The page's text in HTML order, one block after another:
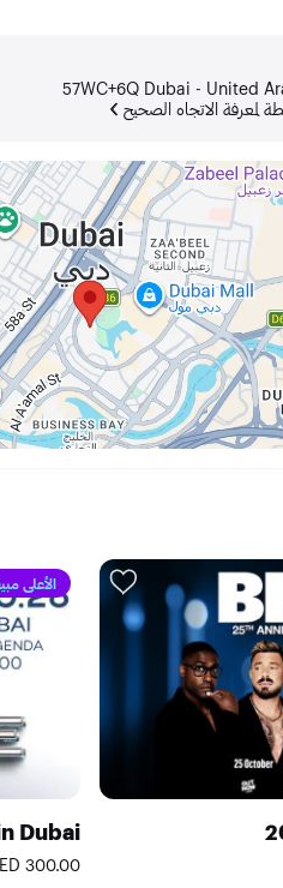
57WC+6Q Dubai - United
لمعرفة الاتجاه الصحيح
الأعلى
300.00 AED